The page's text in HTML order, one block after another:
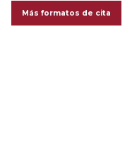
Más formatos de cita